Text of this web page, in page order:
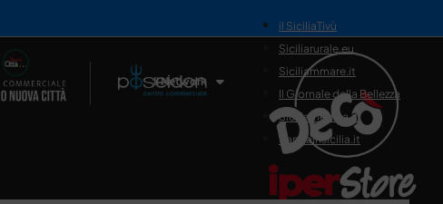
Il Network
il SiciliaTivù
Siciliarurale.eu
Siciliammare.it
Il Giornale della Bellezza
Siciliamedica.it
Sanitainsicilia.it